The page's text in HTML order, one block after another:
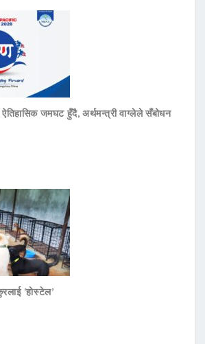
जमघट हुँदै, अर्थमन्त्री वाग्लेले सँबोधन
‘होस्टेल’